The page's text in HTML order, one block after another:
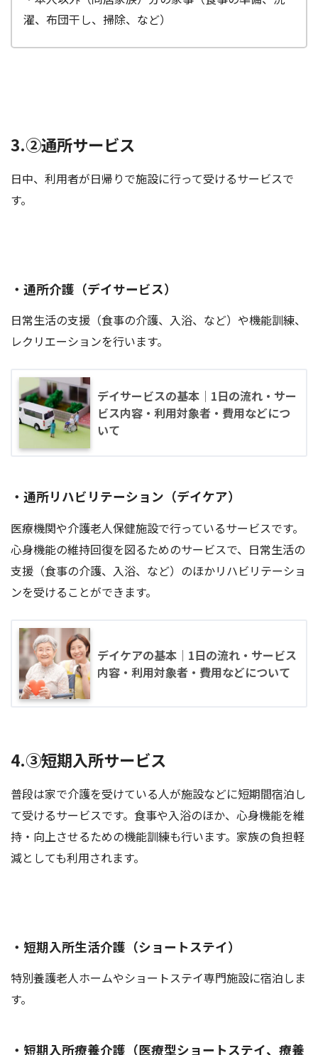
濯、布団干し、掃除、など）
3.②通所サービス
日中、利用者が日帰りで施設に行って受けるサービスで
す。
・通所介護（デイサービス）
日常生活の支援（食事の介護、入浴、など）や機能訓練、
レクリエーションを行います。
デイサービスの基本｜1日の流れ・サー
ビス内容・利用対象者・費用などにつ
いて
・通所リハビリテーション（デイケア）
医療機関や介護老人保健施設で行っているサービスです。
心身機能の維持回復を図るためのサービスで、日常生活の
支援（食事の介護、入浴、など）のほかリハビリテーショ
ンを受けることができます。
デイケアの基本｜1日の流れ・サービス
内容・利用対象者・費用などについて
4.③短期入所サービス
普段は家で介護を受けている人が施設などに短期間宿泊し
て受けるサービスです。食事や入浴のほか、心身機能を維
持・向上させるための機能訓練も行います。家族の負担軽
減としても利用されます。
・短期入所生活介護（ショートステイ）
特別養護老人ホームやショートステイ専門施設に宿泊しま
す。
・短期入所療養介護（医療型ショートステイ、療養